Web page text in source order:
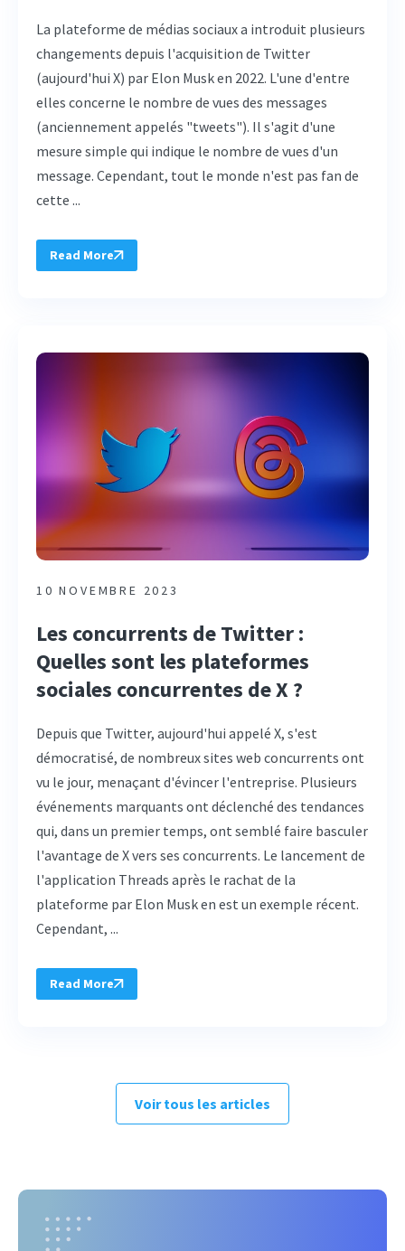
La plateforme de médias sociaux a introduit plusieurs
changements depuis l'acquisition de Twitter
(aujourd'hui X) par Elon Musk en 2022. L'une d'entre
elles concerne le nombre de vues des messages
(anciennement appelés "tweets"). Il s'agit d'une
mesure simple qui indique le nombre de vues d'un
message. Cependant, tout le monde n'est pas fan de
cette ...
Read More
10 NOVEMBRE 2023
Les concurrents de Twitter :
Quelles sont les plateformes
sociales concurrentes de X ?
Depuis que Twitter, aujourd'hui appelé X, s'est
démocratisé, de nombreux sites web concurrents ont
vu le jour, menaçant d'évincer l'entreprise. Plusieurs
événements marquants ont déclenché des tendances
qui, dans un premier temps, ont semblé faire basculer
l'avantage de X vers ses concurrents. Le lancement de
l'application Threads après le rachat de la
plateforme par Elon Musk en est un exemple récent.
Cependant, ...
Read More
Voir tous les articles